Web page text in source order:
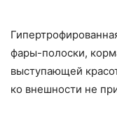
фары-полоски,
выступающей
ко внешности не